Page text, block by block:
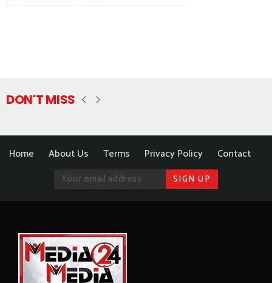
DON'T MISS
Home About Us Terms Privacy Policy Contact